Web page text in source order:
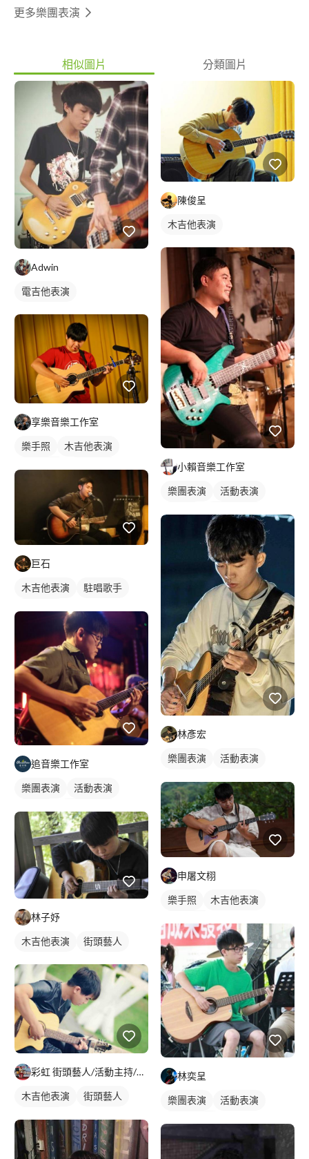
? 我們十年來一直專注於鋼琴教學，精進教學品質和師資水準 ? 教
學地點遍佈台南舊市區各地，輕鬆便利 ?‍? 每年提供超過4000堂課
的音樂教學 ? 老師們熱忱細心，收費公道 擔心學琴會有壓力？老師
溝通不易？ 在這裡，這些煩惱都沒有，學琴不再是負擔～ 特定教
室提供專用琴房供學生課後練琴
更多樂團表演
相似圖片 分類圖片
Adwin
電吉他表演
享樂音樂工作室
樂手照
木吉他表演
巨石
木吉他表演
駐唱歌手
追音樂工作室
樂團表演
活動表演
駐唱歌手
歌唱表演
林子妤
木吉他表演 街頭藝人
彩虹 街頭藝人/活動主持/包車旅遊/機場接駁
木吉他表演
街頭藝人
陳俊呈
木吉他表演
小賴音樂工作室
樂團表演
活動表演
林彥宏
樂團表演
活動表演
申屠文栩
樂手照
木吉他表演
林奕呈
樂團表演
活動表演